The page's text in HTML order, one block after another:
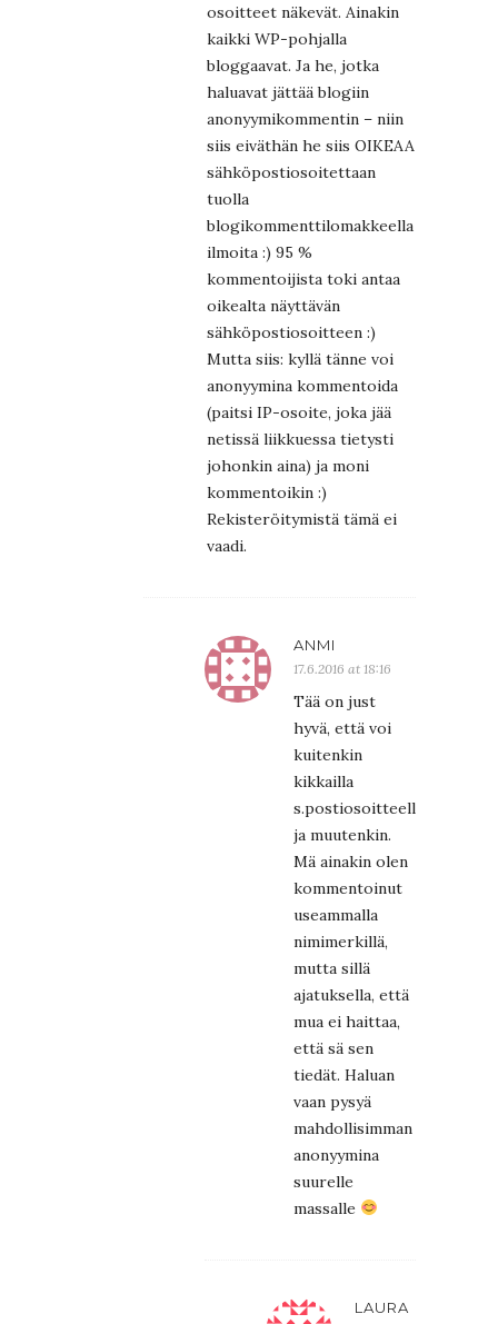
osoitteet näkevät. Ainakin
kaikki WP-pohjalla
bloggaavat. Ja he, jotka
haluavat jättää blogiin
anonyymikommentin – niin
siis eiväthän he siis OIKEAA
sähköpostiosoitettaan
tuolla
blogikommenttilomakkeella
ilmoita :) 95 %
kommentoijista toki antaa
oikealta näyttävän
sähköpostiosoitteen :)
Mutta siis: kyllä tänne voi
anonyymina kommentoida
(paitsi IP-osoite, joka jää
netissä liikkuessa tietysti
johonkin aina) ja moni
kommentoikin :)
Rekisteröitymistä tämä ei
vaadi.
ANMI
17.6.2016 at 18:16
Tää on just
hyvä, että voi
kuitenkin
kikkailla
s.postiosoitteella
ja muutenkin.
Mä ainakin olen
kommentoinut
useammalla
nimimerkillä,
mutta sillä
ajatuksella, että
mua ei haittaa,
että sä sen
tiedät. Haluan
vaan pysyä
mahdollisimman
anonyymina
suurelle
massalle
LAURA